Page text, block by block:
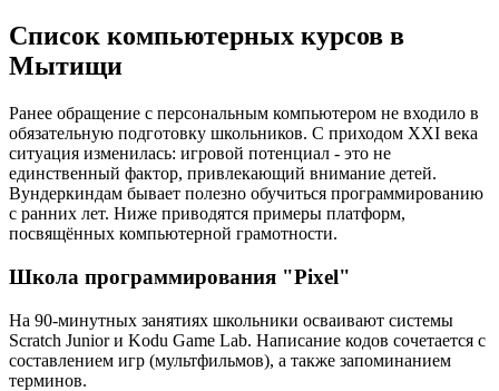
Список компьютерных курсов в
Мытищи
Ранее обращение с персональным компьютером не входило в
обязательную подготовку школьников. С приходом XXI века
ситуация изменилась: игровой потенциал - это не
единственный фактор, привлекающий внимание детей.
Вундеркиндам бывает полезно обучиться программированию
с ранних лет. Ниже приводятся примеры платформ,
посвящённых компьютерной грамотности.
Школа программирования "Pixel"
На 90-минутных занятиях школьники осваивают системы
Scratch Junior и Kodu Game Lab. Написание кодов сочетается с
составлением игр (мультфильмов), а также запоминанием
терминов.